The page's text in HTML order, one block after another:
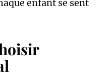
enfant se sent